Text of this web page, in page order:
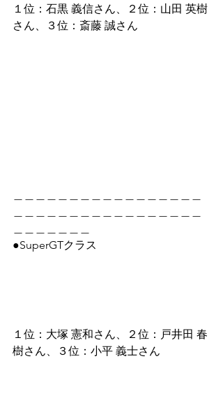
１位：石黒 義信さん、２位：山田 英樹
さん、３位：斎藤 誠さん
●SuperGTクラス
１位：大塚 憲和さん、２位：戸井田 春
樹さん、３位：小平 義士さん